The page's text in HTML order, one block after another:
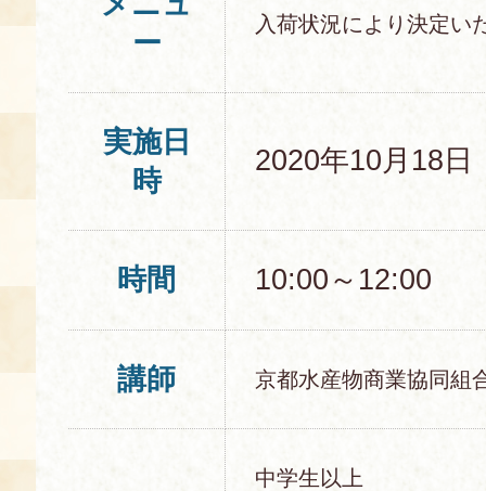
空き状況・ご予約
使用料・お支払い方法
団体向け見学・体験
食の語り部の部屋
展示見学
講演会付き料理教室
あじわい館弁当
ー
入荷状況により決定い
実施日
時
2020年10月18日
時間 10:00～12:00
講師 京都水産物商業協同組
中学生以上